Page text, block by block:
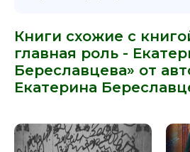
Книги схожие с
главная роль -
Береславцева» от
Екатерина